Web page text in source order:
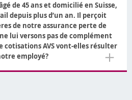
de 45 ans et domicilié en Suisse,
depuis plus d’un an. Il perçoit
de notre assurance perte de
lui versons pas de complément
cotisations AVS vont-elles résulter
employé?
＋